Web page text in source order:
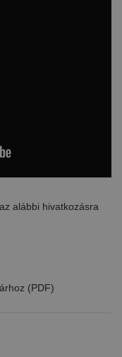
alábbi hivatkozásra
(PDF)